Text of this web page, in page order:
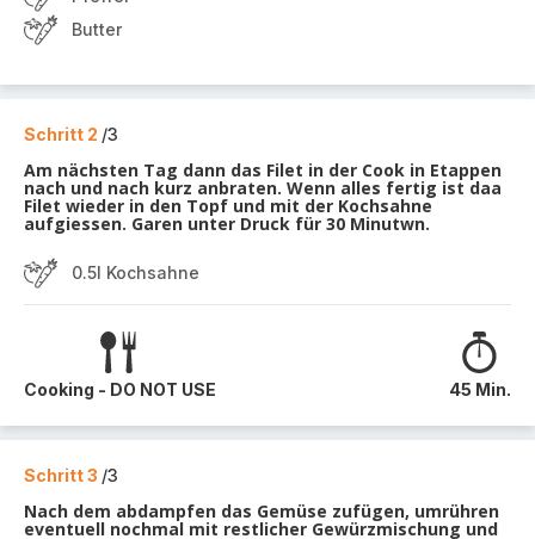
Butter
Schritt 2 /3
Am nächsten Tag dann das Filet in der Cook in Etappen
nach und nach kurz anbraten. Wenn alles fertig ist daa
Filet wieder in den Topf und mit der Kochsahne
aufgiessen. Garen unter Druck für 30 Minutwn.
0.5l Kochsahne
Cooking - DO NOT USE 45 Min.
Schritt 3 /3
Nach dem abdampfen das Gemüse zufügen, umrühren
eventuell nochmal mit restlicher Gewürzmischung und